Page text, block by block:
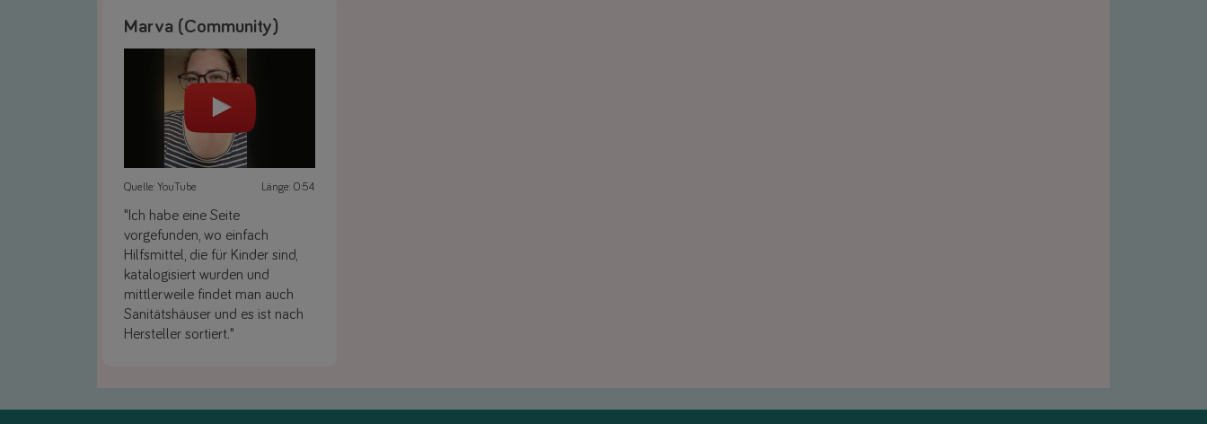
Marva (Community)
Quelle: YouTube Länge: 0:54
"Ich habe eine Seite
vorgefunden, wo einfach
Hilfsmittel, die für Kinder sind,
katalogisiert wurden und
mittlerweile findet man auch
Sanitätshäuser und es ist nach
Hersteller sortiert."